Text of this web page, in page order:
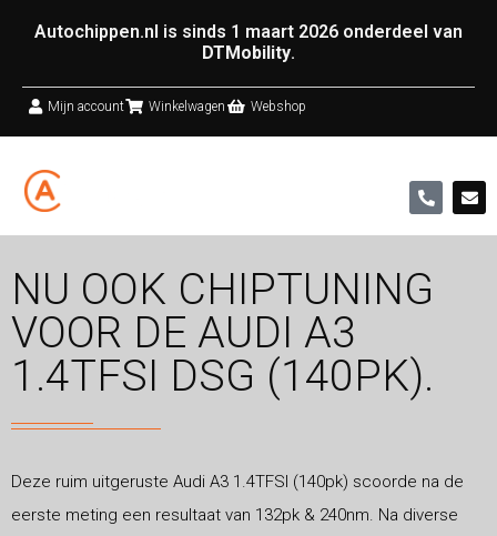
Autochippen.nl is sinds 1 maart 2026 onderdeel van
DTMobility.
Mijn account Winkelwagen Webshop
NU OOK CHIPTUNING
VOOR DE AUDI A3
1.4TFSI DSG (140PK).
Deze ruim uitgeruste Audi A3 1.4TFSI (140pk) scoorde na de
eerste meting een resultaat van 132pk & 240nm. Na diverse